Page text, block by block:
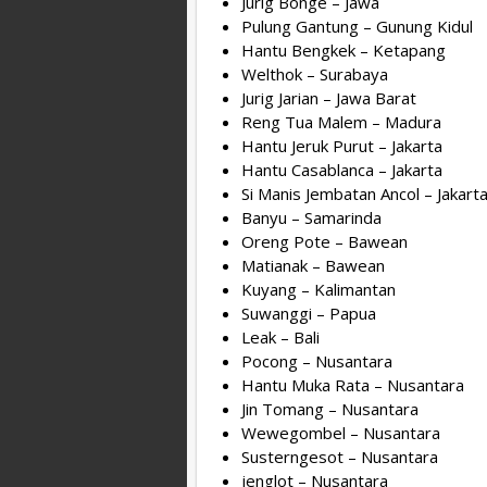
Pulung Gantung – Gunung Kidul
Hantu Bengkek – Ketapang
Welthok – Surabaya
Jurig Jarian – Jawa Barat
Reng Tua Malem – Madura
Hantu Jeruk Purut – Jakarta
Hantu Casablanca – Jakarta
Si Manis Jembatan Ancol – Jakarta
Banyu – Samarinda
Oreng Pote – Bawean
Matianak – Bawean
Kuyang – Kalimantan
Suwanggi – Papua
Leak – Bali
Pocong – Nusantara
Hantu Muka Rata – Nusantara
Jin Tomang – Nusantara
Wewegombel – Nusantara
Susterngesot – Nusantara
jenglot – Nusantara